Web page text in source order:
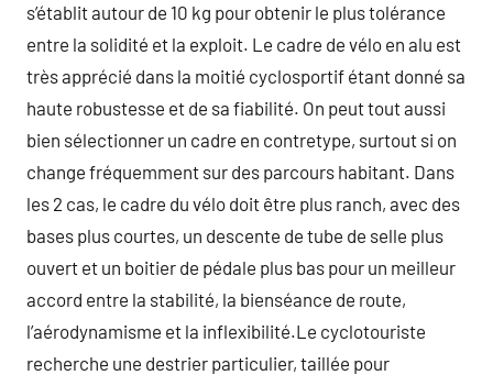
s’établit autour de 10 kg pour obtenir le plus tolérance
entre la solidité et la exploit. Le cadre de vélo en alu est
très apprécié dans la moitié cyclosportif étant donné sa
haute robustesse et de sa fiabilité. On peut tout aussi
bien sélectionner un cadre en contretype, surtout si on
change fréquemment sur des parcours habitant. Dans
les 2 cas, le cadre du vélo doit être plus ranch, avec des
bases plus courtes, un descente de tube de selle plus
ouvert et un boitier de pédale plus bas pour un meilleur
accord entre la stabilité, la bienséance de route,
l’aérodynamisme et la inflexibilité.Le cyclotouriste
recherche une destrier particulier, taillée pour